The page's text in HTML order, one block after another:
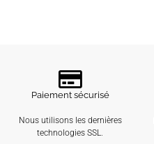
Paiement sécurisé
Nous utilisons les dernières
technologies SSL.